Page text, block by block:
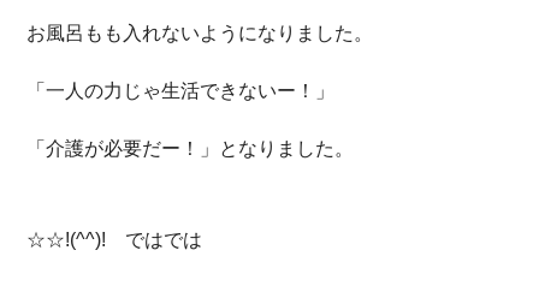
お風呂もも入れないようになりました。
「一人の力じゃ生活できないー！」
「介護が必要だー！」となりました。
☆☆!(^^)! ではでは